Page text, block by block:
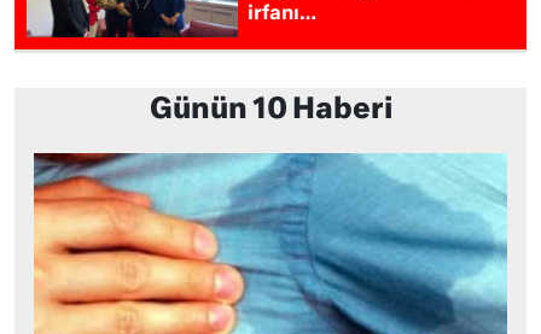
irfanı…
Günün 10 Haberi